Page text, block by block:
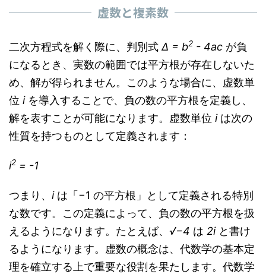
虚数と複素数
二次方程式を解く際に、判別式 Δ = b2 - 4ac が負
になるとき、実数の範囲では平方根が存在しないた
め、解が得られません。このような場合に、虚数単
位 iを導入することで、負の数の平方根を定義し、
解を表すことが可能になります。虚数単位 iは次の
性質を持つものとして定義されます：
i2 = -1
つまり、 iは「−1 の平方根」として定義される特別
な数です。この定義によって、負の数の平方根を扱
えるようになります。たとえば、 √−4 は 2iと書け
るようになります。虚数の概念は、代数学の基本定
理を確立する上で重要な役割を果たします。代数学